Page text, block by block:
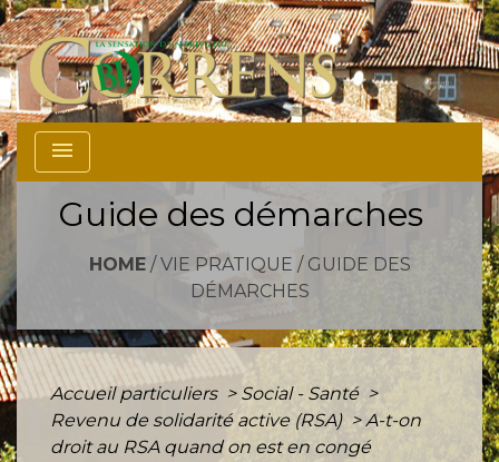
menu
Guide des démarches
HOME/ VIE PRATIQUE / GUIDE DES
DÉMARCHES
Accueil particuliers > Social - Santé >
Revenu de solidarité active (RSA) > A-t-on
droit au RSA quand on est en congé